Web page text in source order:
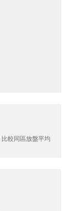
比較同區放盤平均